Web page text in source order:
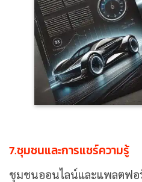
7.ชุมชนและการแชร์ความรู้
ชุมชนออนไลน์และแพลตฟอ